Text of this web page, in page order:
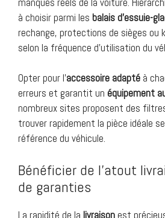
à choisir parmi les balais d’essuie-
rechange, protections de sièges ou
selon la fréquence d’utilisation du
Opter pour l’accessoire adapté à
erreurs et garantit un équipement
nombreux sites proposent des
trouver rapidement la pièce idéale
référence du véhicule.
Bénéficier de l’atout
de garanties
La rapidité de la livraison est